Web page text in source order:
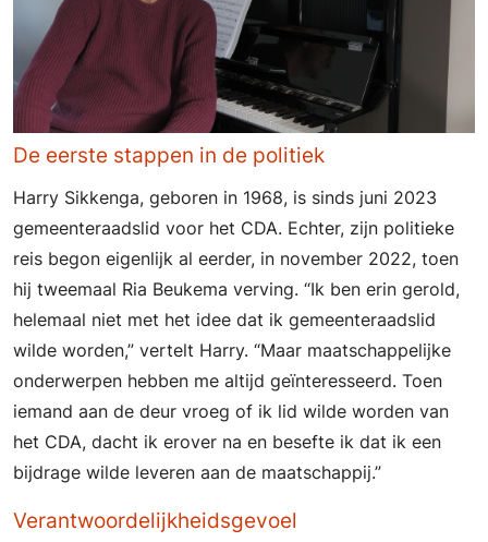
De eerste stappen in de politiek
Harry Sikkenga, geboren in 1968, is sinds juni 2023
gemeenteraadslid voor het CDA. Echter, zijn politieke
reis begon eigenlijk al eerder, in november 2022, toen
hij tweemaal Ria Beukema verving. “Ik ben erin gerold,
helemaal niet met het idee dat ik gemeenteraadslid
wilde worden,” vertelt Harry. “Maar maatschappelijke
onderwerpen hebben me altijd geïnteresseerd. Toen
iemand aan de deur vroeg of ik lid wilde worden van
het CDA, dacht ik erover na en besefte ik dat ik een
bijdrage wilde leveren aan de maatschappij.”
Verantwoordelijkheidsgevoel